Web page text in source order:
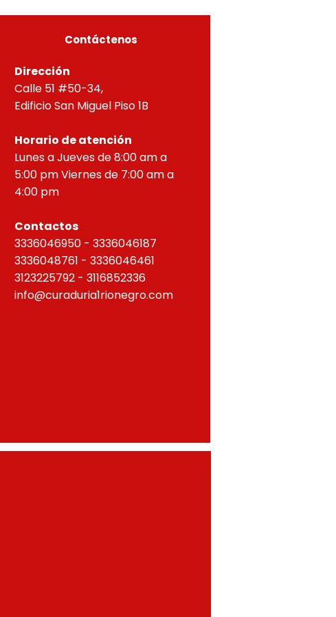
HORIZONTAL, correspondien
Contáctenos
Dirección
Calle 51 #50-34,
Edificio San Miguel Piso 1B
Horario de atención
Lunes a Jueves de 8:00 am a
5:00 pm Viernes de 7:00 am a
4:00 pm
Contactos
3336046950 - 3336046187
3336048761 - 3336046461
3123225792 - 3116852336
info@curaduria1rionegro.com